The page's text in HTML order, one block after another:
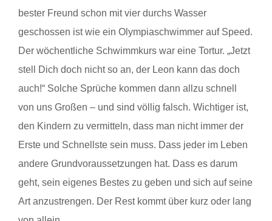
bester Freund schon mit vier durchs Wasser
geschossen ist wie ein Olympiaschwimmer auf Speed.
Der wöchentliche Schwimmkurs war eine Tortur. „Jetzt
stell Dich doch nicht so an, der Leon kann das doch
auch!“ Solche Sprüche kommen dann allzu schnell
von uns Großen – und sind völlig falsch. Wichtiger ist,
den Kindern zu vermitteln, dass man nicht immer der
Erste und Schnellste sein muss. Dass jeder im Leben
andere Grundvoraussetzungen hat. Dass es darum
geht, sein eigenes Bestes zu geben und sich auf seine
Art anzustrengen. Der Rest kommt über kurz oder lang